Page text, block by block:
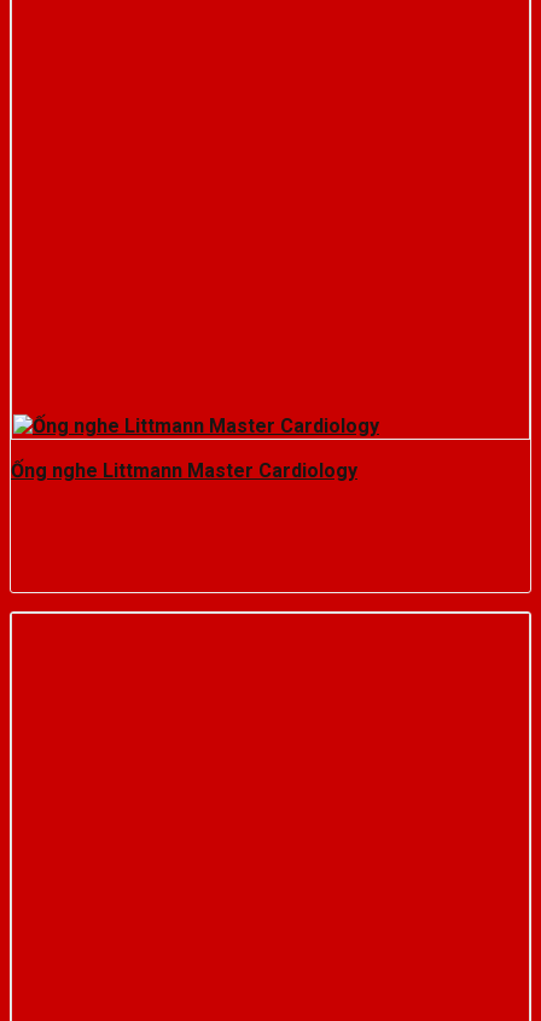
Ống nghe Littmann Master Cardiology